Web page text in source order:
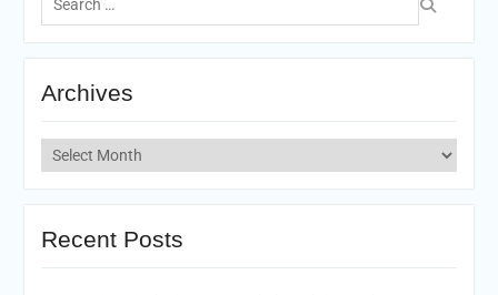
Archives
Recent Posts